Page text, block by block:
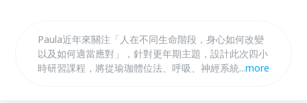
Paula近年來關注「人在不同生命階段，身心如何改變
以及如何適當應對」，針對更年期主題，設計此次四小
時研習課程，將從瑜珈體位法、呼吸、神經系統三個面
...more